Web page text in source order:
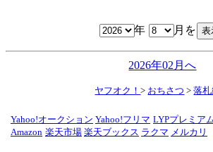
年 月を
2026年02月へ
ヤフオク！> おちさつ >落
Yahoo!オークション Yahoo!フリマ LYPプレミア
Amazon 楽天市場 楽天ブックス ラクマ メルカリ